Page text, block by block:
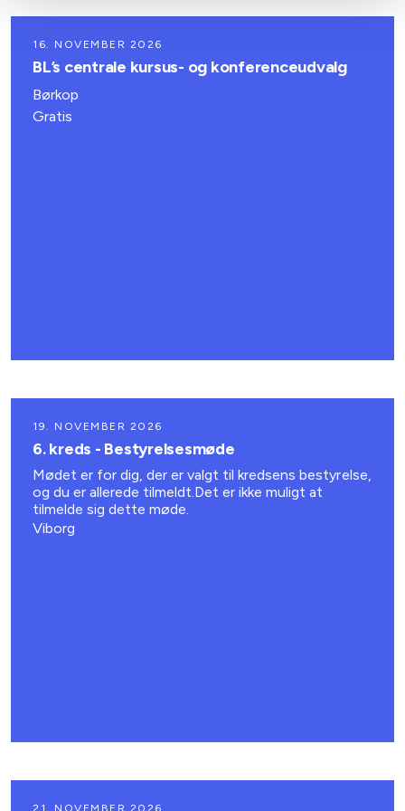
16. NOVEMBER 2026
BL’s centrale kursus- og konferenceudvalg
Børkop
Gratis
19. NOVEMBER 2026
6. kreds - Bestyrelsesmøde
Mødet er for dig, der er valgt til kredsens bestyrelse,
og du er allerede tilmeldt.Det er ikke muligt at
tilmelde sig dette møde.
Viborg
21. NOVEMBER 2026